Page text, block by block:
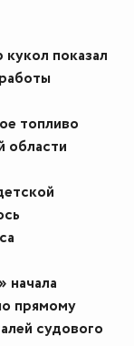
показал
топливо
области
начала
прямому
судового